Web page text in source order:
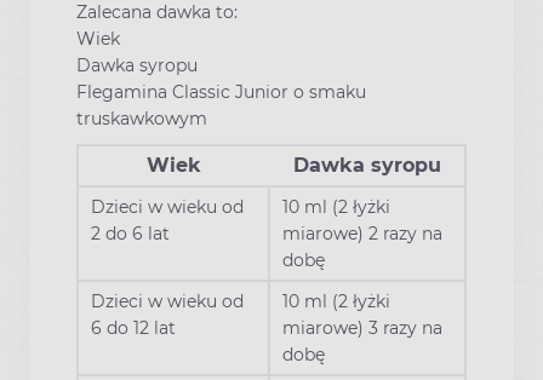
Zalecana dawka to:
Wiek
Dawka syropu
Flegamina Classic Junior o smaku
truskawkowym
Wiek Dawka syropu
Dzieci w wieku od
2 do 6 lat
10 ml (2 łyżki
miarowe) 2 razy na
dobę
Dzieci w wieku od
6 do 12 lat
10 ml (2 łyżki
miarowe) 3 razy na
dobę